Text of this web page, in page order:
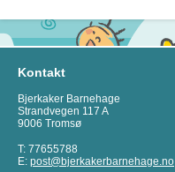
Kontakt
Bjerkaker Barnehage
Strandvegen 117 A
9006 Tromsø
T: 77655788
E: post@bjerkakerbarnehage.no